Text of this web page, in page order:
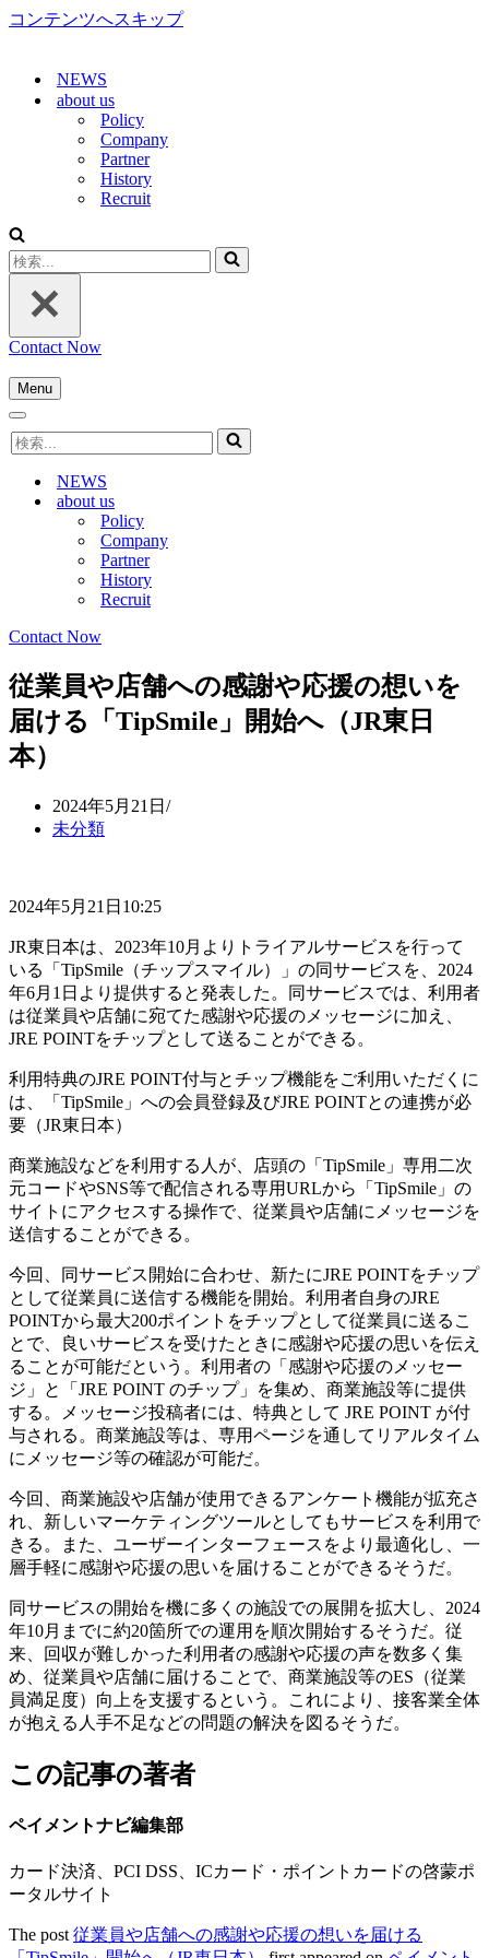
コンテンツへスキップ
NEWS
about us
Policy
Company
Partner
History
Recruit
検
索...
Contact Now
Menu
ナ
ゲ
シ
ョ
ナ
ビ
検
索...
NEWS
about us
Policy
Company
Partner
History
Recruit
Contact Now
従業員や店舗への感謝や応援の想いを
届ける「TipSmile」開始へ（JR東日
本）
2024年5月21日
未分類
2024年5月21日10:25
JR東日本は、2023年10月よりトライアルサービスを行って
いる「TipSmile（チップスマイル）」の同サービスを、2024
年6月1日より提供すると発表した。同サービスでは、利用者
は従業員や店舗に宛てた感謝や応援のメッセージに加え、
JRE POINTをチップとして送ることができる。
利用特典のJRE POINT付与とチップ機能をご利用いただくに
は、「TipSmile」への会員登録及びJRE POINTとの連携が必
要（JR東日本）
商業施設などを利用する人が、店頭の「TipSmile」専用二次
元コードやSNS等で配信される専用URLから「TipSmile」の
サイトにアクセスする操作で、従業員や店舗にメッセージを
送信することができる。
今回、同サービス開始に合わせ、新たにJRE POINTをチップ
として従業員に送信する機能を開始。利用者自身のJRE
POINTから最大200ポイントをチップとして従業員に送るこ
とで、良いサービスを受けたときに感謝や応援の思いを伝え
ることが可能だという。利用者の「感謝や応援のメッセー
ジ」と「JRE POINT のチップ」を集め、商業施設等に提供
する。メッセージ投稿者には、特典として JRE POINT が付
与される。商業施設等は、専用ページを通してリアルタイム
にメッセージ等の確認が可能だ。
今回、商業施設や店舗が使用できるアンケート機能が拡充さ
れ、新しいマーケティングツールとしてもサービスを利用で
きる。また、ユーザーインターフェースをより最適化し、一
層手軽に感謝や応援の思いを届けることができるそうだ。
同サービスの開始を機に多くの施設での展開を拡大し、2024
年10月までに約20箇所での運用を順次開始するそうだ。従
来、回収が難しかった利用者の感謝や応援の声を数多く集
め、従業員や店舗に届けることで、商業施設等のES（従業
員満足度）向上を支援するという。これにより、接客業全体
が抱える人手不足などの問題の解決を図るそうだ。
この記事の著者
ペイメントナビ編集部
カード決済、PCI DSS、ICカード・ポイントカードの啓蒙ポ
ータルサイト
The post 従業員や店舗への感謝や応援の想いを届ける